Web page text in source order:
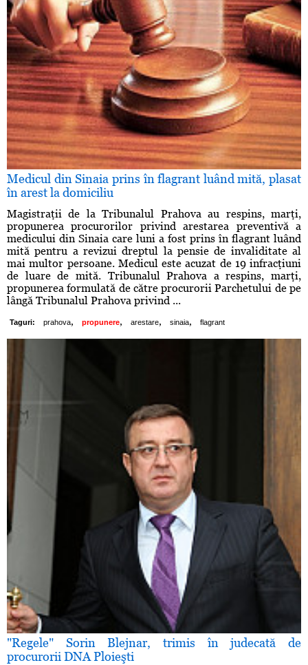
Medicul din Sinaia prins în flagrant luând mită, plasat
în arest la domiciliu
Magistraţii de la Tribunalul Prahova au respins, marţi,
propunerea procurorilor privind arestarea preventivă a
medicului din Sinaia care luni a fost prins în flagrant luând
mită pentru a revizui dreptul la pensie de invaliditate al
mai multor persoane. Medicul este acuzat de 19 infracţiuni
de luare de mită. Tribunalul Prahova a respins, marţi,
propunerea formulată de către procurorii Parchetului de pe
lângă Tribunalul Prahova privind ...
Taguri: prahova, propunere, arestare, sinaia, flagrant
"Regele" Sorin Blejnar, trimis în judecată de
procurorii DNA Ploieşti